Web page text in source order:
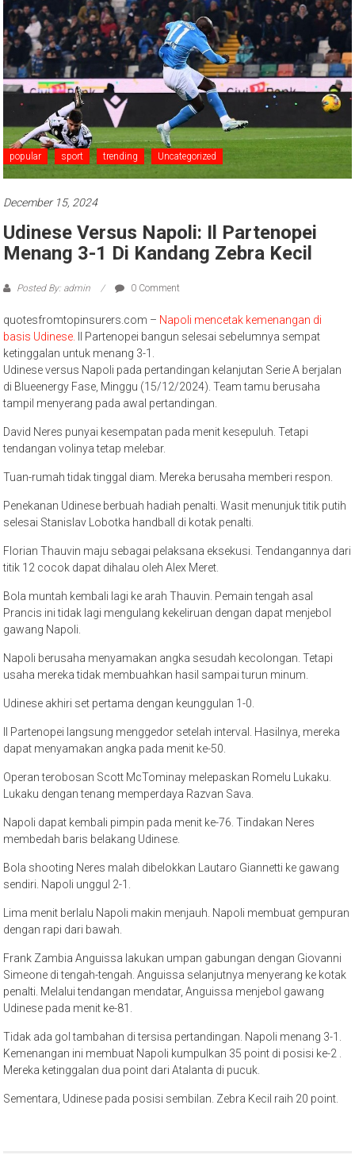
popular sport trending Uncategorized
December 15, 2024
Udinese Versus Napoli: Il Partenopei
Menang 3-1 Di Kandang Zebra Kecil
Posted By: admin 0 Comment
quotesfromtopinsurers.com – Napoli mencetak kemenangan di
basis Udinese.
Il Partenopei bangun selesai sebelumnya sempat
ketinggalan untuk menang 3-1.
Udinese versus Napoli pada pertandingan kelanjutan Serie A berjalan
di Blueenergy Fase, Minggu (15/12/2024). Team tamu berusaha
tampil menyerang pada awal pertandingan.
David Neres punyai kesempatan pada menit kesepuluh. Tetapi
tendangan volinya tetap melebar.
Tuan-rumah tidak tinggal diam. Mereka berusaha memberi respon.
Penekanan Udinese berbuah hadiah penalti. Wasit menunjuk titik putih
selesai Stanislav Lobotka handball di kotak penalti.
Florian Thauvin maju sebagai pelaksana eksekusi. Tendangannya dari
titik 12 cocok dapat dihalau oleh Alex Meret.
Bola muntah kembali lagi ke arah Thauvin. Pemain tengah asal
Prancis ini tidak lagi mengulang kekeliruan dengan dapat menjebol
gawang Napoli.
Napoli berusaha menyamakan angka sesudah kecolongan. Tetapi
usaha mereka tidak membuahkan hasil sampai turun minum.
Udinese akhiri set pertama dengan keunggulan 1-0.
Il Partenopei langsung menggedor setelah interval. Hasilnya, mereka
dapat menyamakan angka pada menit ke-50.
Operan terobosan Scott McTominay melepaskan Romelu Lukaku.
Lukaku dengan tenang memperdaya Razvan Sava.
Napoli dapat kembali pimpin pada menit ke-76. Tindakan Neres
membedah baris belakang Udinese.
Bola shooting Neres malah dibelokkan Lautaro Giannetti ke gawang
sendiri. Napoli unggul 2-1.
Lima menit berlalu Napoli makin menjauh. Napoli membuat gempuran
dengan rapi dari bawah.
Frank Zambia Anguissa lakukan umpan gabungan dengan Giovanni
Simeone di tengah-tengah. Anguissa selanjutnya menyerang ke kotak
penalti. Melalui tendangan mendatar, Anguissa menjebol gawang
Udinese pada menit ke-81.
Tidak ada gol tambahan di tersisa pertandingan. Napoli menang 3-1.
Kemenangan ini membuat Napoli kumpulkan 35 point di posisi ke-2 .
Mereka ketinggalan dua point dari Atalanta di pucuk.
Sementara, Udinese pada posisi sembilan. Zebra Kecil raih 20 point.